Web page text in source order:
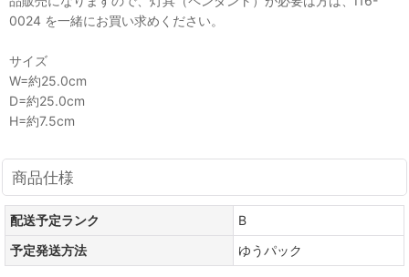
0024 を一緒にお買い求めください。
サイズ
W=約25.0cm
D=約25.0cm
H=約7.5cm
商品仕様
配送予定ランク
B
予定発送方法
ゆうパック